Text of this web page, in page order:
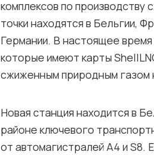
комплексов по
точки находятся в Бельгии,
Германии. В настоящее
которые имеют карты
сжиженным природным газом
Новая станция находится в
районе ключевого
от автомагистралей A4 и S8.